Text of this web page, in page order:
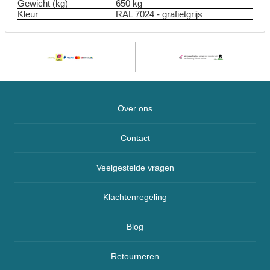
Gewicht (kg)
650 kg
Kleur
RAL 7024 - grafietgrijs
Over ons
Contact
Veelgestelde vragen
Klachtenregeling
Blog
Retourneren